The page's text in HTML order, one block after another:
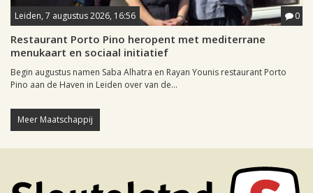
Leiden, 7 augustus 2026, 16:56 0
Restaurant Porto Pino heropent met mediterrane
menukaart en sociaal initiatief
Begin augustus namen Saba Alhatra en Rayan Younis restaurant Porto
Pino aan de Haven in Leiden over van de...
Meer Maatschappij